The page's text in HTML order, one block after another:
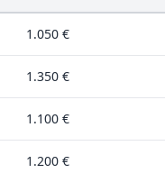
1.050 €
1.350 €
1.100 €
1.200 €